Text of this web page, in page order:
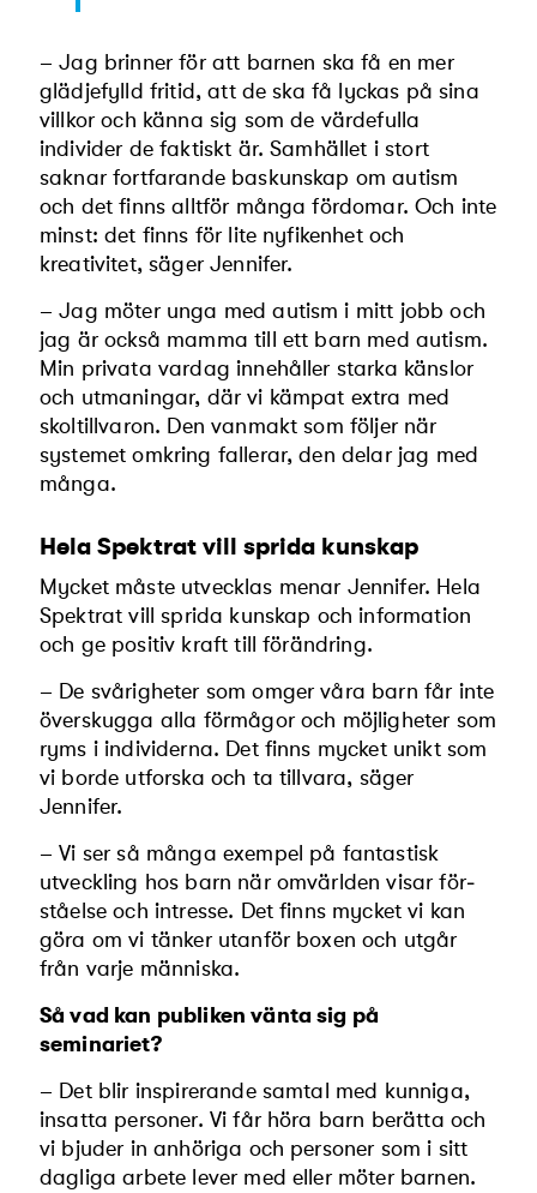
– Jag brinner för att barnen ska få en mer
glädjefylld fritid, att de ska få lyckas på sina
villkor och känna sig som de värde­fulla
individer de faktiskt är. Samhället i stort
saknar fortfarande baskun­skap om autism
och det finns alltför många fördomar. Och inte
minst: det finns för lite nyfikenhet och
kreativitet, säger Jennifer.
– Jag möter unga med autism i mitt jobb och
jag är också mamma till ett barn med autism.
Min privata vardag innehål­ler starka känslor
och utmaningar, där vi kämpat extra med
skoltillvaron. Den vanmakt som följer när
systemet omkring fallerar, den delar jag med
många.
Hela Spektrat vill sprida kunskap
Mycket måste utvecklas menar Jennifer. Hela
Spektrat vill sprida kunskap och information
och ge positiv kraft till förändring.
– De svårigheter som omger våra barn får inte
överskugga alla förmågor och möjlighe­ter som
ryms i individerna. Det finns mycket unikt som
vi borde utforska och ta tillvara, säger
Jennifer.
– Vi ser så många exempel på fantastisk
utveckling hos barn när omvärlden visar för­
ståelse och intresse. Det finns mycket vi kan
göra om vi tänker utanför boxen och utgår
från varje människa.
Så vad kan publiken vänta sig på
seminariet?
– Det blir inspirerande samtal med kun­niga,
insatta personer. Vi får höra barn berätta och
vi bjuder in anhöriga och personer som i sitt
dagliga arbete lever med eller möter bar­nen.